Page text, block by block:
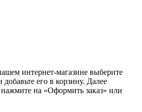
интернет-магазине выберите
его в корзину. Далее
на «Оформить заказ» или